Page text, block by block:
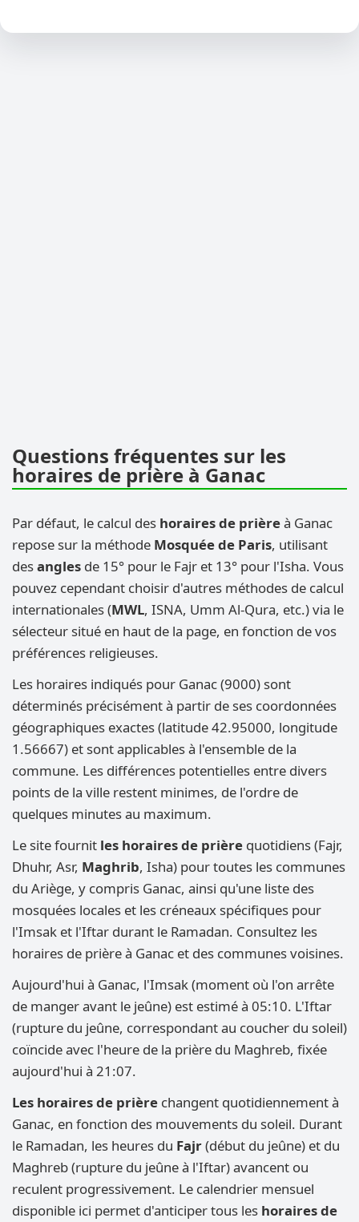
Questions fréquentes sur les
horaires de prière à Ganac
Par défaut, le calcul des horaires de prièreà Ganac
repose sur la méthode Mosquée de Paris, utilisant
desangles de 15° pour le Fajr et 13° pour l'Isha. Vous
pouvez cependant choisir d'autres méthodes de calcul
internationales (MWL, ISNA, Umm Al-Qura, etc.) via le
sélecteur situé en haut de la page, en fonction de vos
préférences religieuses.
Les horaires indiqués pour Ganac (9000) sont
déterminés précisément à partir de ses coordonnées
géographiques exactes (latitude 42.95000, longitude
1.56667) et sont applicables à l'ensemble de la
commune. Les différences potentielles entre divers
points de la ville restent minimes, de l'ordre de
quelques minutes au maximum.
Le site fournit les horaires de prière quotidiens (Fajr,
Dhuhr, Asr, Maghrib, Isha) pour toutes les communes
du Ariège, y compris Ganac, ainsi qu'une liste des
mosquées locales et les créneaux spécifiques pour
l'Imsak et l'Iftar durant le Ramadan. Consultez les
horaires de prière à Ganac et des communes voisines.
Aujourd'hui à Ganac, l'Imsak (moment où l'on arrête
de manger avant le jeûne) est estimé à 05:10. L'Iftar
(rupture du jeûne, correspondant au coucher du soleil)
coïncide avec l'heure de la prière du Maghreb, fixée
aujourd'hui à 21:07.
Les horaires de prière changent quotidiennement à
Ganac, en fonction des mouvements du soleil. Durant
le Ramadan, les heures du Fajr(début du jeûne) et du
Maghreb (rupture du jeûne à l'Iftar) avancent ou
reculent progressivement. Le calendrier mensuel
disponible ici permet d'anticiper tous les horaires de